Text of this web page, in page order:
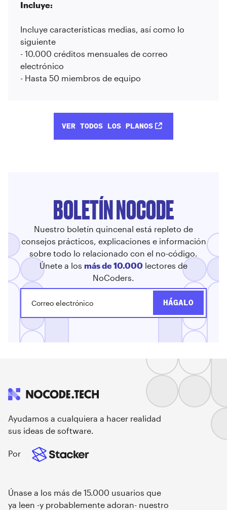
Incluye:
Incluye características medias, así como lo
siguiente
- 10.000 créditos mensuales de correo
electrónico
- Hasta 50 miembros de equipo
VER TODOS LOS PLANOS
BOLETÍN NOCODE
Nuestro boletín quincenal está repleto de
consejos prácticos, explicaciones e información
sobre todo lo relacionado con el no-código.
Únete a los más de 10.000 lectores de
NoCoders.
Ayudamos a cualquiera a hacer realidad
sus ideas de software.
Por
Únase a los más de 15.000 usuarios que
ya leen -y probablemente adoran- nuestro